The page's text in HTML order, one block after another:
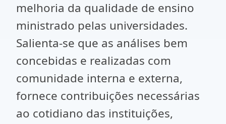
melhoria da qualidade de ensino
ministrado pelas universidades.
Salienta-se que as análises bem
concebidas e realizadas com
comunidade interna e externa,
fornece contribuições necessárias
ao cotidiano das instituições,